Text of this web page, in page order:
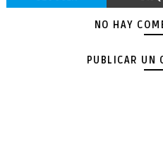
NO HAY
PUBLICAR UN